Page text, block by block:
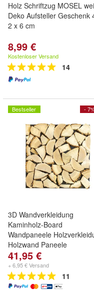
Holz Schriftzug MOSEL
Deko Aufsteller Geschenk
2 x 6 cm
8,99 €
Kostenloser Versand
14
-
Bestseller
3D Wandverkleidung
Kaminholz-Board
Wandpaneele
Holzwand Paneele
Moderne Wanddekoration
Holzpaneele Vertäfelung
Wohnzimmer Küche
Schlafzimmer
41,95 €
+ 6,95 € Versand
11